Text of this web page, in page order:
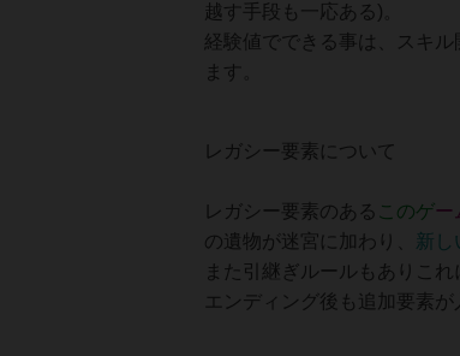
越す手段も一応ある)。
経験値でできる事は、スキル
ます。
レガシー要素について
レガシー要素のある このゲー
の遺物が迷宮に加わり、 新し
また引継ぎルールもありこ
エンディング後も追加要素が